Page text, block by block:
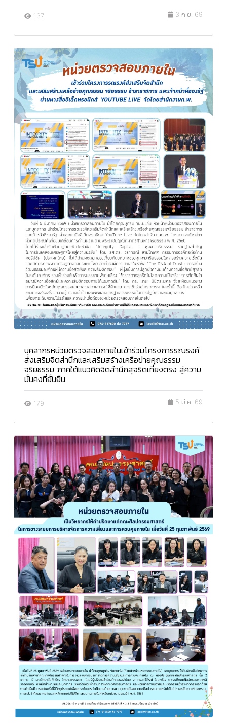
137 3 ก.ย. 69
บุคลากรหน่วยตรวจสอบภายในเข้าร่วมโครงการรณรงค์
ส่งเสริมจิตสำนึกและเสริมสร้างเครือข่ายคุณธรรม
จริยธรรม ภาคใต้แนวคิดจิตสำนึกสุจริตเที่ยงตรง สู่ความ
มั่นคงที่ยั่นยืน
179 5 มี.ค. 69